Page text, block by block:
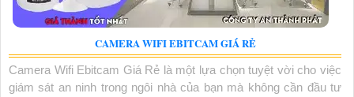
CAMERA WIFI EBITCAM GIÁ RẺ
Camera Wifi Ebitcam Giá Rẻ là một lựa chọn tuyệt vời cho việc
giám sát an ninh trong ngôi nhà của bạn mà không cần đầu tư